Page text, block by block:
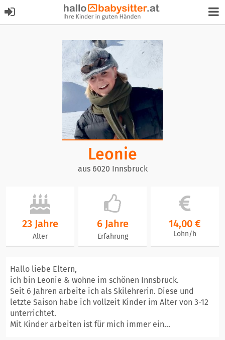
Leonie
aus 6020 Innsbruck
23 Jahre
Alter
6 Jahre
Erfahrung
14,00 €
Lohn/h
Hallo liebe Eltern,
ich bin Leonie & wohne im schönen Innsbruck.
Seit 6 Jahren arbeite ich als Skilehrerin. Diese und
letzte Saison habe ich vollzeit Kinder im Alter von 3-12
unterrichtet.
Mit Kinder arbeiten ist für mich immer ein...